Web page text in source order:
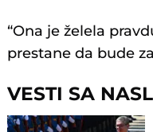
“Ona je želela
prestane da bude
VESTI SA